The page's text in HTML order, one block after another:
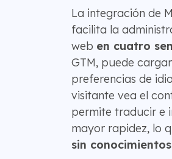
La integración de
facilita la
web en cuatro
GTM, puede
preferencias de
visitante vea el
permite traducir e
mayor rapidez, lo
sin